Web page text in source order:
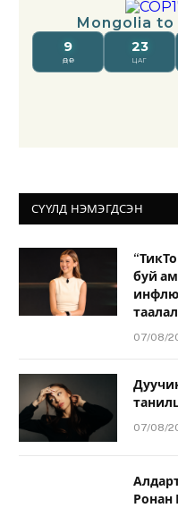
СҮҮЛД НЭМЭГДСЭН
буй
07/08/
07/08/
Ронан